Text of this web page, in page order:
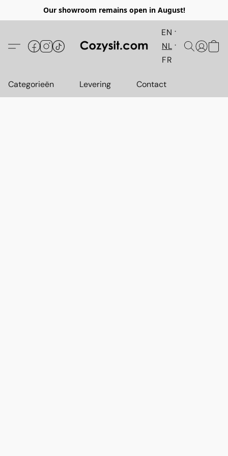
Our showroom remains open in August!
EN
NL
FR
Categorieën Levering Contact